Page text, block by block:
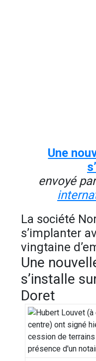
Une
envoyé
La société
s’implanter
vingtaine
Une
s’installe
Doret